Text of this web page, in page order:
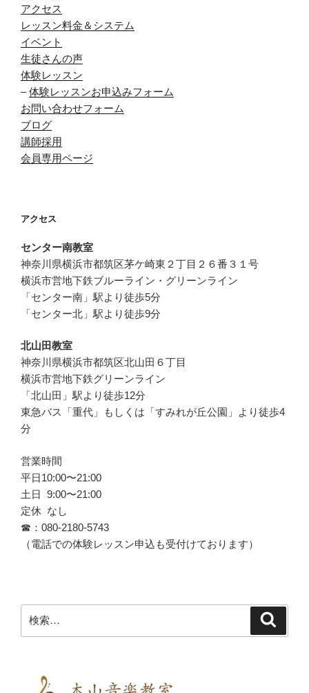
アクセス
レッスン料金＆システム
イベント
生徒さんの声
体験レッスン
–体験レッスンお申込みフォーム
お問い合わせフォーム
ブログ
講師採用
会員専用ページ
アクセス
センター南教室
神奈川県横浜市都筑区茅ケ崎東２丁目２６番３１号
横浜市営地下鉄ブルーライン・グリーンライン
「センター南」駅より徒歩5分
「センター北」駅より徒歩9分
北山田教室
神奈川県横浜市都筑区北山田６丁目
横浜市営地下鉄グリーンライン
「北山田」駅より徒歩12分
東急バス「重代」もしくは「すみれが丘公園」より徒歩4
分
営業時間
平日10:00〜21:00
土日 9:00〜21:00
定休 なし
☎︎：080-2180-5743
（電話での体験レッスン申込も受付けております）
索: